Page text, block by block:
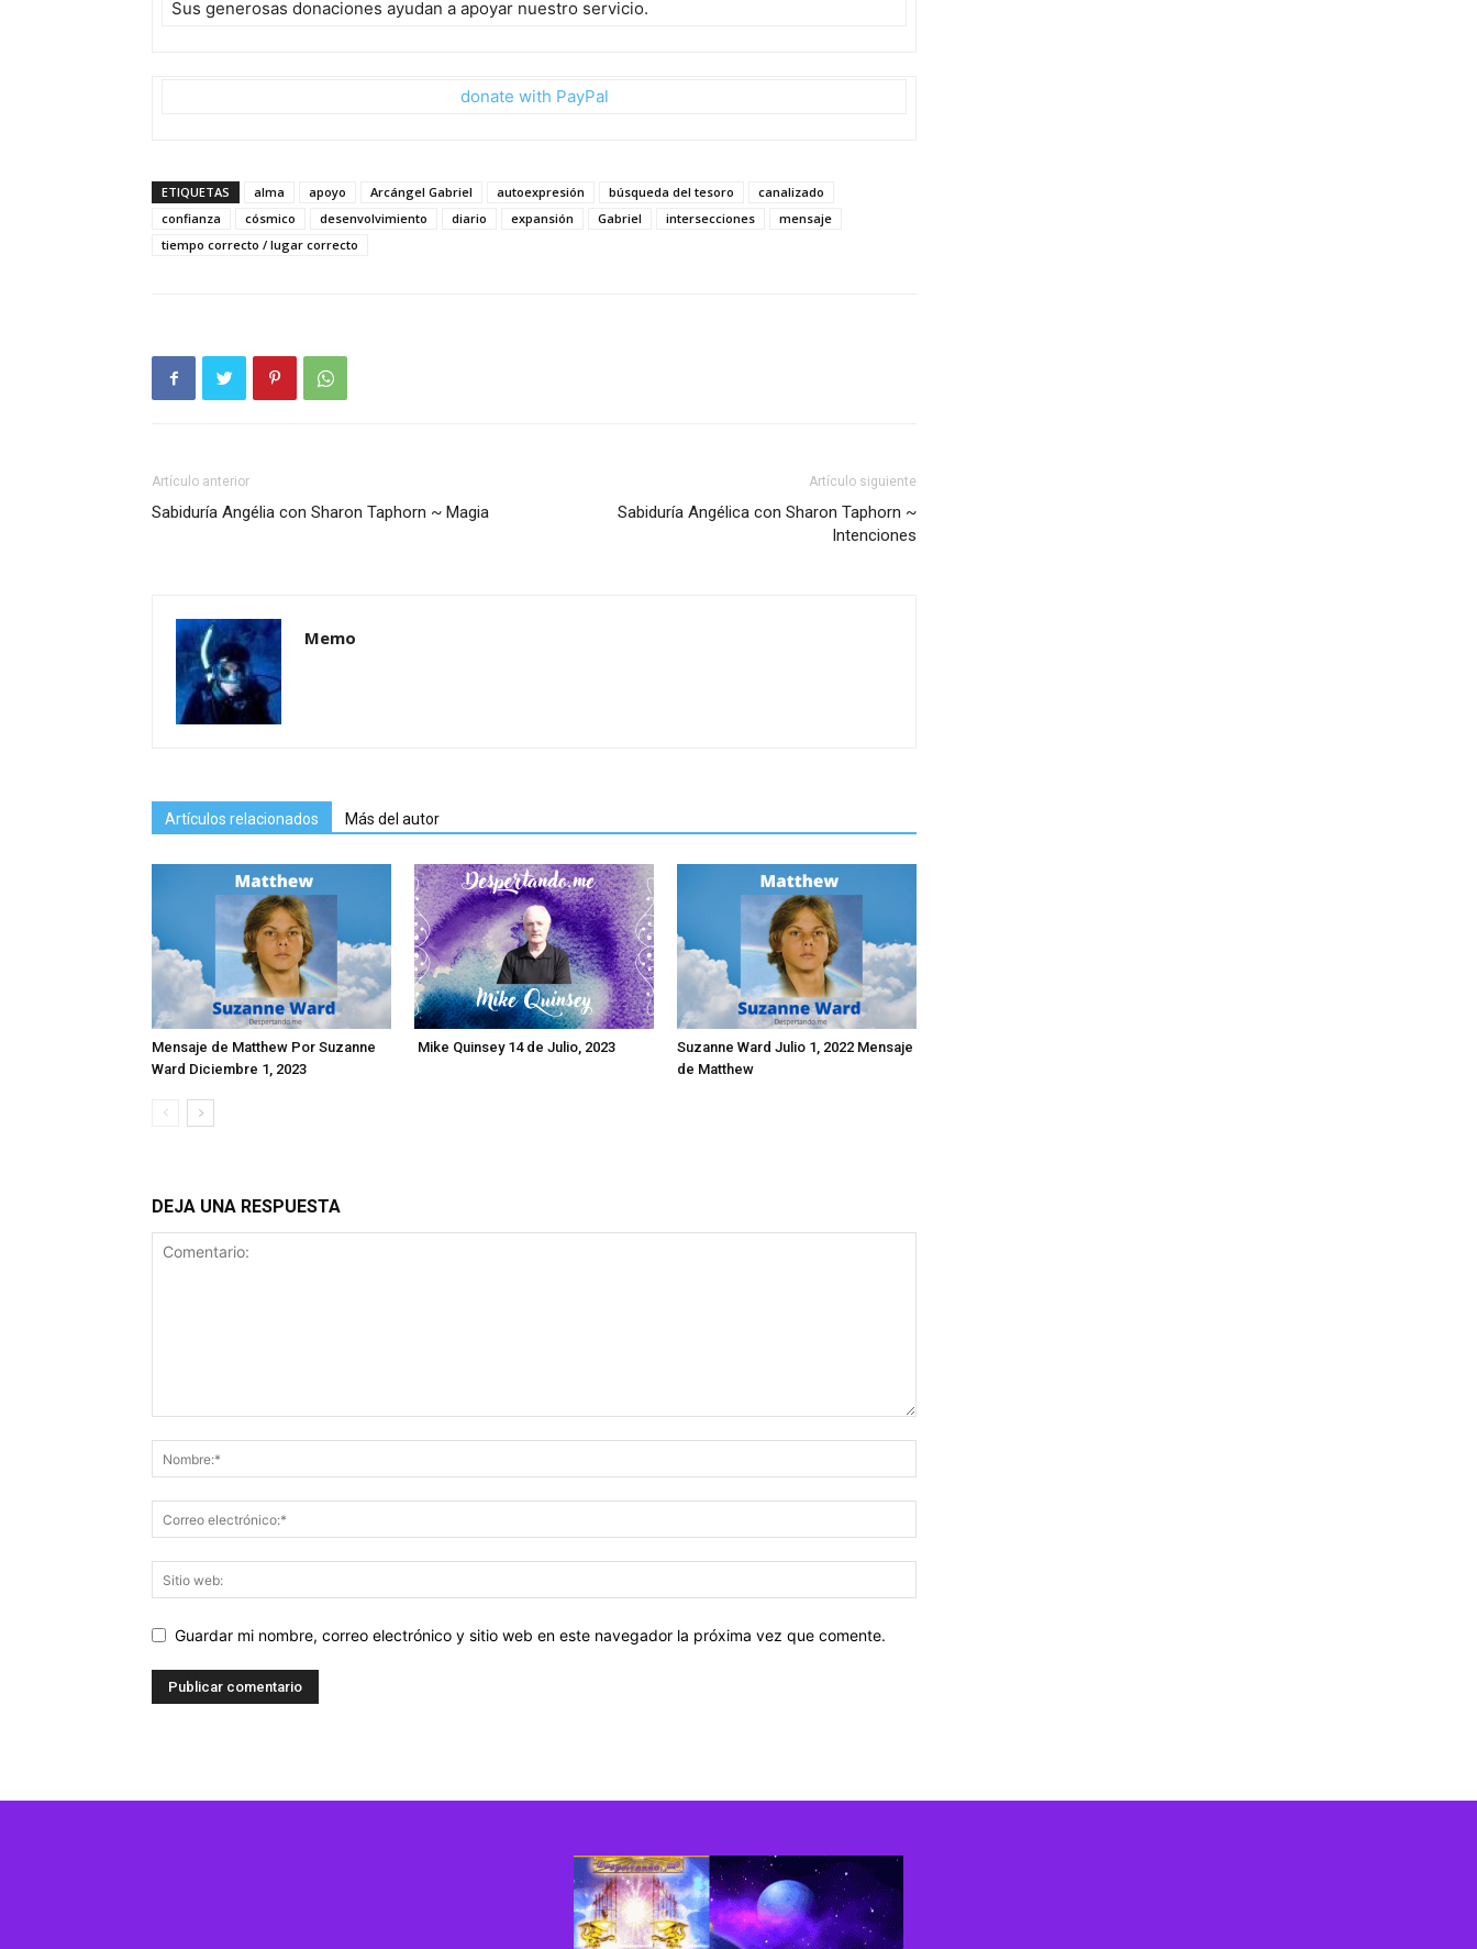
Sus generosas donaciones ayudan a apoyar nuestro servicio.
donate with PayPal
ETIQUETAS alma apoyo Arcángel Gabriel autoexpresión búsqueda del tesoro
canalizado
confianza
cósmico desenvolvimiento diario expansión Gabriel intersecciones
mensaje
tiempo correcto / lugar correcto
Artículo anterior
Sabiduría Angélia con Sharon Taphorn ~ Magia
Artículo siguiente
Sabiduría Angélica con Sharon Taphorn ~
Intenciones
Memo
Artículos relacionados Más del autor
Mensaje de Matthew Por Suzanne
Ward Diciembre 1, 2023
Mike Quinsey 14 de Julio, 2023
Suzanne Ward Julio 1, 2022 Mensaje
de Matthew
DEJA UNA RESPUESTA
Guardar mi nombre, correo electrónico y sitio web en este navegador la próxima vez que comente.